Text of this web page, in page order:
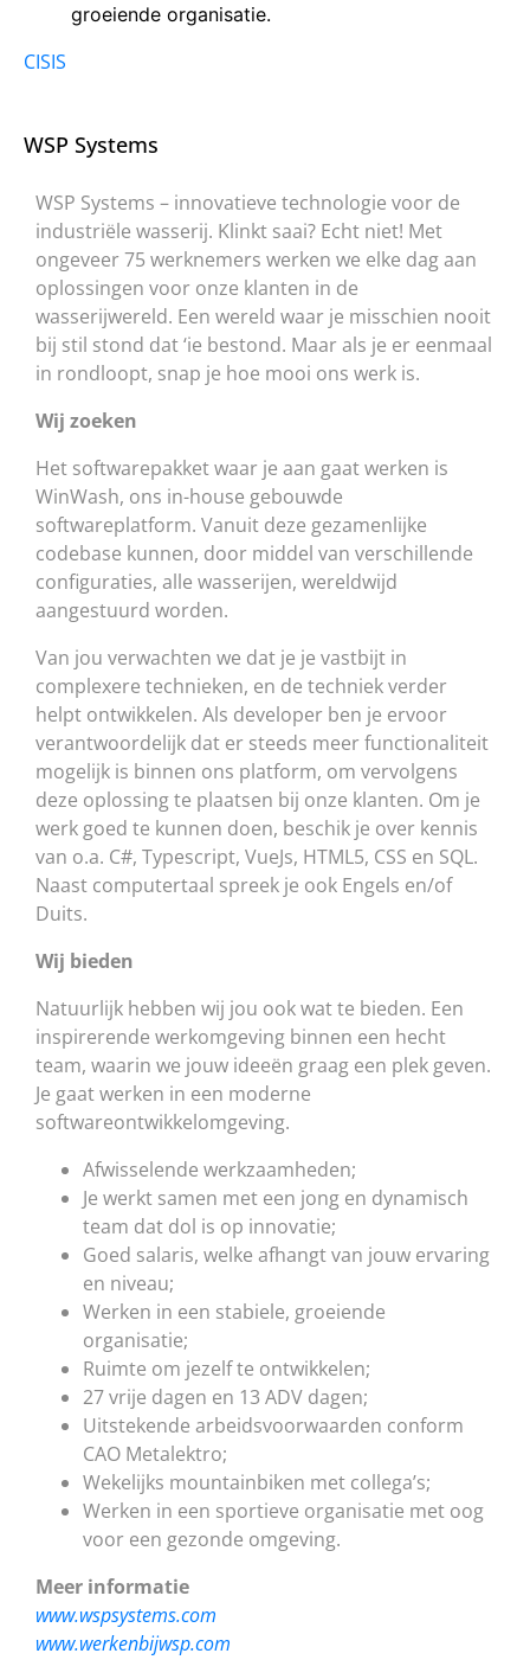
groeiende organisatie.
CISIS
WSP Systems
WSP Systems – innovatieve technologie voor de
industriële wasserij. Klinkt saai? Echt niet! Met
ongeveer 75 werknemers werken we elke dag aan
oplossingen voor onze klanten in de
wasserijwereld. Een wereld waar je misschien nooit
bij stil stond dat ‘ie bestond. Maar als je er eenmaal
in rondloopt, snap je hoe mooi ons werk is.
Wij zoeken
Het softwarepakket waar je aan gaat werken is
WinWash, ons in-house gebouwde
softwareplatform. Vanuit deze gezamenlijke
codebase kunnen, door middel van verschillende
configuraties, alle wasserijen, wereldwijd
aangestuurd worden.
Van jou verwachten we dat je je vastbijt in
complexere technieken, en de techniek verder
helpt ontwikkelen. Als developer ben je ervoor
verantwoordelijk dat er steeds meer functionaliteit
mogelijk is binnen ons platform, om vervolgens
deze oplossing te plaatsen bij onze klanten. Om je
werk goed te kunnen doen, beschik je over kennis
van o.a. C#, Typescript, VueJs, HTML5, CSS en SQL.
Naast computertaal spreek je ook Engels en/of
Duits.
Wij bieden
Natuurlijk hebben wij jou ook wat te bieden. Een
inspirerende werkomgeving binnen een hecht
team, waarin we jouw ideeën graag een plek geven.
Je gaat werken in een moderne
softwareontwikkelomgeving.
Afwisselende werkzaamheden;
Je werkt samen met een jong en dynamisch
team dat dol is op innovatie;
Goed salaris, welke afhangt van jouw ervaring
en niveau;
Werken in een stabiele, groeiende
organisatie;
Ruimte om jezelf te ontwikkelen;
27 vrije dagen en 13 ADV dagen;
Uitstekende arbeidsvoorwaarden conform
CAO Metalektro;
Wekelijks mountainbiken met collega’s;
Werken in een sportieve organisatie met oog
voor een gezonde omgeving.
Meer informatie
www.wspsystems.com
www.werkenbijwsp.com